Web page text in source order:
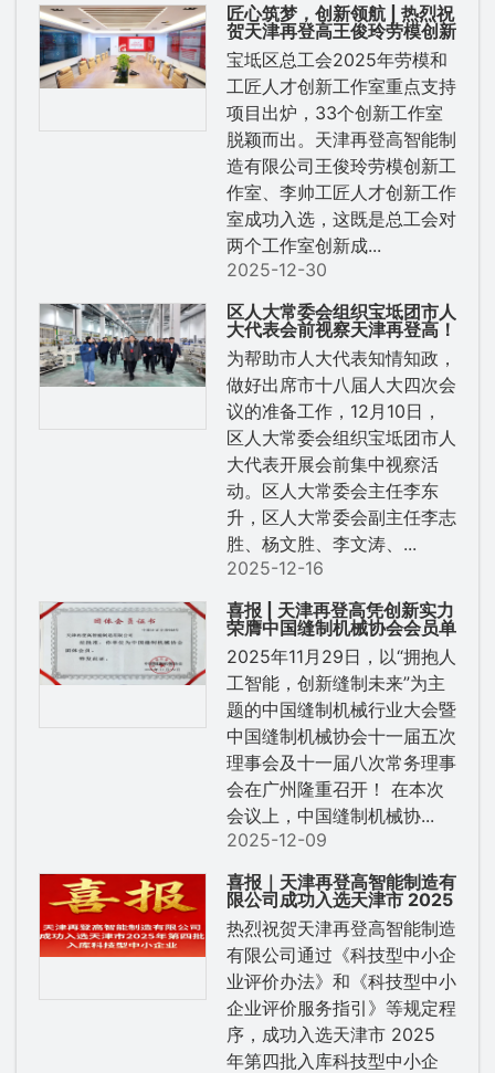
匠心筑梦，创新领航 | 热烈祝
贺天津再登高王俊玲劳模创新
工作室、李帅工匠人才创新工
作室成功入选区级重点支持项
目！
宝坻区总工会2025年劳模和
工匠人才创新工作室重点支持
项目出炉，33个创新工作室
脱颖而出。天津再登高智能制
造有限公司王俊玲劳模创新工
作室、李帅工匠人才创新工作
室成功入选，这既是总工会对
两个工作室创新成...
2025-12-30
区人大常委会组织宝坻团市人
大代表会前视察天津再登高！
为帮助市人大代表知情知政，
做好出席市十八届人大四次会
议的准备工作，12月10日，
区人大常委会组织宝坻团市人
大代表开展会前集中视察活
动。区人大常委会主任李东
升，区人大常委会副主任李志
胜、杨文胜、李文涛、...
2025-12-16
喜报 | 天津再登高凭创新实力
荣膺中国缝制机械协会会员单
位，开启行业新征程！
2025年11月29日，以“拥抱人
工智能，创新缝制未来”为主
题的中国缝制机械行业大会暨
中国缝制机械协会十一届五次
理事会及十一届八次常务理事
会在广州隆重召开！ 在本次
会议上，中国缝制机械协...
2025-12-09
喜报｜天津再登高智能制造有
限公司成功入选天津市 2025
年第四批入库科技型中小企业
热烈祝贺天津再登高智能制造
有限公司通过《科技型中小企
业评价办法》和《科技型中小
企业评价服务指引》等规定程
序，成功入选天津市 2025
年第四批入库科技型中小企